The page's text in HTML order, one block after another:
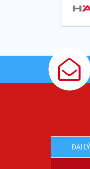
ĐẠI